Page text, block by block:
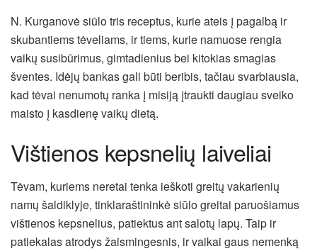
N. Kurganovė siūlo tris receptus, kurie ateis į pagalbą ir
skubantiems tėveliams, ir tiems, kurie namuose rengia
vaikų susibūrimus, gimtadienius bei kitokias smagias
šventes. Idėjų bankas gali būti beribis, tačiau svarbiausia,
kad tėvai nenumotų ranka į misiją įtraukti daugiau sveiko
maisto į kasdienę vaikų dietą.
Vištienos kepsnelių laiveliai
Tėvam, kuriems neretai tenka ieškoti greitų vakarienių
namų šaldiklyje, tinklaraštininkė siūlo greitai paruošiamus
vištienos kepsnelius, patiektus ant salotų lapų. Taip ir
patiekalas atrodys žaismingesnis, ir vaikai gaus nemenką